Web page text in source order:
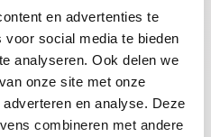
en advertenties te
social media te bieden
analyseren. Ook delen we
onze site met onze
en analyse. Deze
combineren met andere
boeken? Neem
contact op met
jouw adviseuse of
mail ons!